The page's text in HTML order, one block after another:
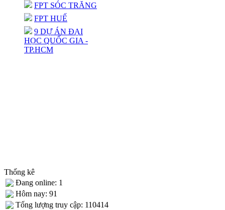
FPT SÓC TRĂNG
FPT HUẾ
9 DỰ ÁN ĐẠI
HỌC QUỐC GIA -
TP.HCM
Thống kê
Đang online: 1
Hôm nay: 91
Tống lượng truy cập: 110414